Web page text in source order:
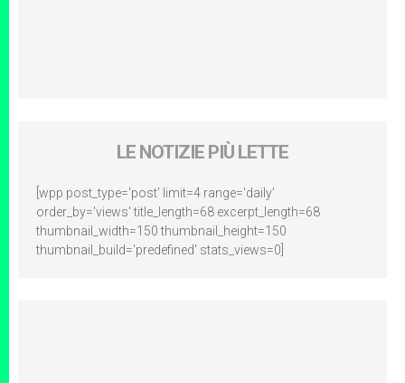
LE NOTIZIE PIÙ LETTE
[wpp post_type='post' limit=4 range='daily'
order_by='views' title_length=68 excerpt_length=68
thumbnail_width=150 thumbnail_height=150
thumbnail_build='predefined' stats_views=0]